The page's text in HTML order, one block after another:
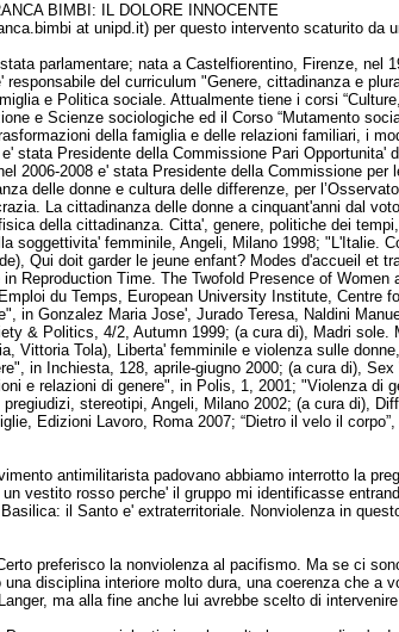
BIMBI: IL DOLORE INNOCENTE
at unipd.it) per questo intervento scaturito
parlamentare; nata a Castelfiorentino, Firenze, nel
del curriculum "Genere, cittadinanza e
e Politica sociale. Attualmente tiene i corsi
e Scienze sociologiche ed il Corso “Mutamento
della famiglia e delle relazioni familiari, i
stata Presidente della Commissione Pari
2006-2008 e' stata Presidente della Commissione
delle donne e cultura delle differenze, per
La cittadinanza delle donne a cinquant'anni dal
della cittadinanza. Citta', genere, politiche dei
soggettivita' femminile, Angeli, Milano 1998; "L'Italie.
Qui doit garder le jeune enfant? Modes d'accueil et
Reproduction Time. The Twofold Presence of
du Temps, European University Institute, Centre
in Gonzalez Maria Jose', Jurado Teresa, Naldini
& Politics, 4/2, Autumn 1999; (a cura di), Madri
Vittoria Tola), Liberta' femminile e violenza sulle
in Inchiesta, 128, aprile-giugno 2000; (a cura di),
e relazioni di genere", in Polis, 1, 2001; "Violenza di
stereotipi, Angeli, Milano 2002; (a cura di),
Edizioni Lavoro, Roma 2007; “Dietro il velo il
antimilitarista padovano abbiamo interrotto la
vestito rosso perche' il gruppo mi identificasse
il Santo e' extraterritoriale. Nonviolenza in
preferisco la nonviolenza al pacifismo. Ma se ci
una disciplina interiore molto dura, una coerenza che
ma alla fine anche lui avrebbe scelto di